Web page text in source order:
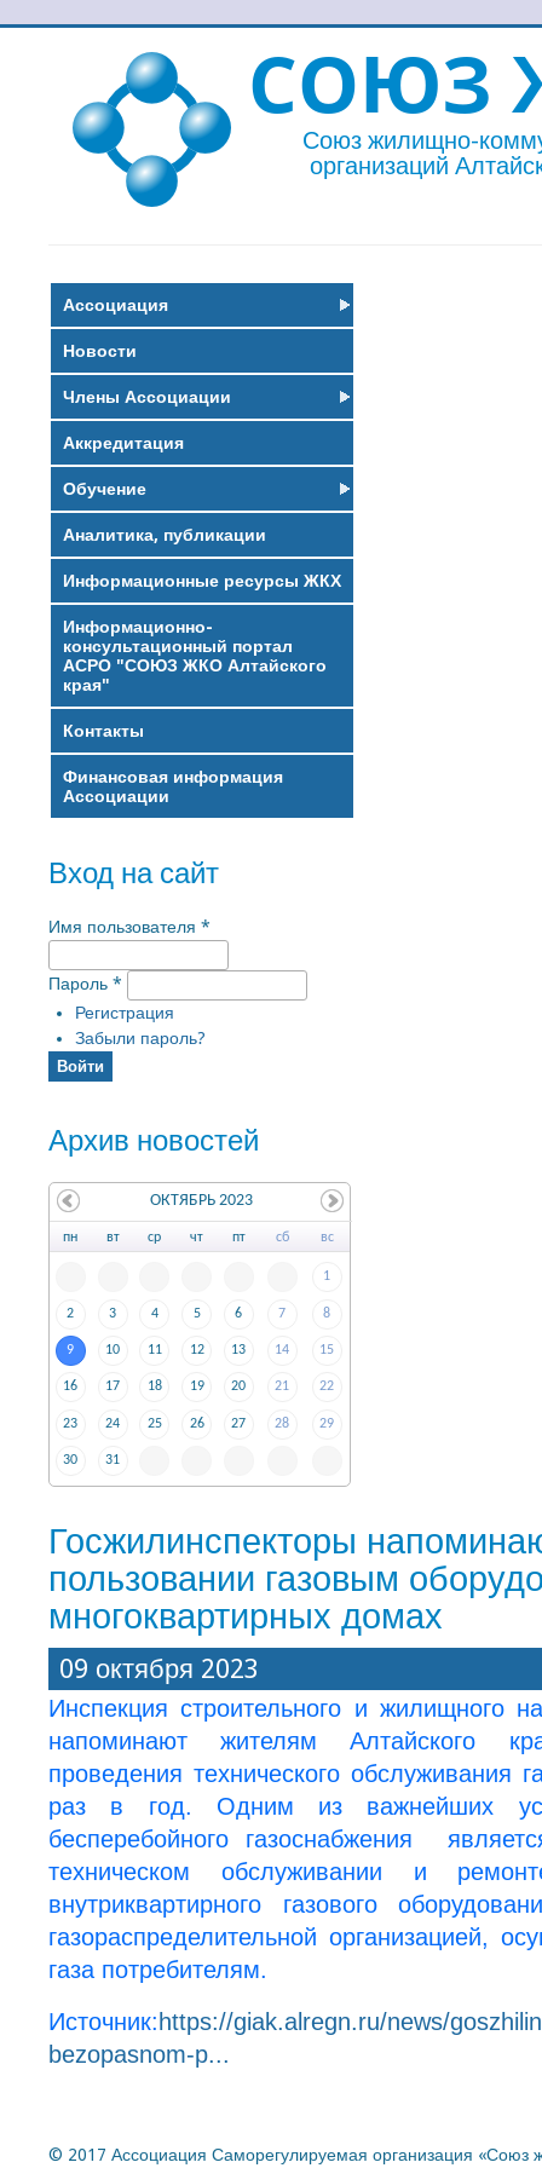
СОЮЗ
Союз жилищно-
организаций
Ассоциация
Новости
Члены Ассоциации
Аккредитация
Обучение
Аналитика, публикации
Информационные ресурсы ЖКХ
Информационно-
консультационный портал
АСРО "СОЮЗ ЖКО Алтайского
края"
Контакты
Финансовая информация
Ассоциации
Вход на сайт
Имя пользователя *
Пароль *
Регистрация
Забыли пароль?
Архив новостей
пн вт ср чт пт сб вс
1
2 3 4 5 6 7 8
9 10 11 12 13 14 15
16 17 18 19 20 21 22
23 24 25 26 27 28 29
30 31
ОКТЯБРЬ 2023
Госжилинспекторы
пользовании газовым
многоквартирных домах
09 октября 2023
Инспекция строительного и жилищного
напоминают жителям Алтайского
проведения технического обслуживания
раз в год. Одним из важнейших
бесперебойного газоснабжения
техническом обслуживании и
внутриквартирного газового
газораспределительной организацией,
газа потребителям.
Источник: https://giak.alregn.ru/news/
bezopasnom-p...
© 2017 Ассоциация Саморегулируемая организация «Союз